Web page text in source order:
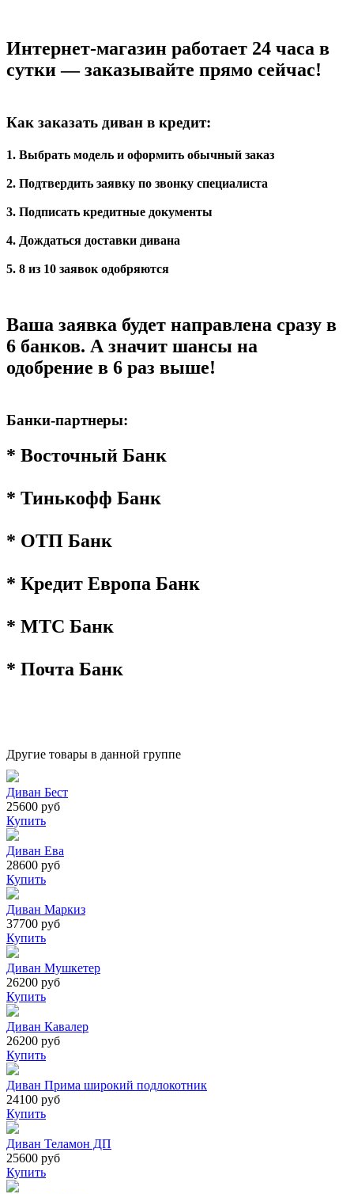
Интернет-магазин работает 24 часа в
сутки — заказывайте прямо сейчас!
Как заказать диван в кредит:
1. Выбрать модель и оформить обычный заказ
2. Подтвердить заявку по звонку специалиста
3. Подписать кредитные документы
4. Дождаться доставки дивана
5. 8 из 10 заявок одобряются
Ваша заявка будет направлена сразу в
6 банков. А значит шансы на
одобрение в 6 раз выше!
Банки-партнеры:
* Восточный Банк
* Тинькофф Банк
* ОТП Банк
* Кредит Европа Банк
* МТС Банк
* Почта Банк
Другие товары в данной группе
Диван Бест
25600 руб
Купить
Диван Ева
28600 руб
Купить
Диван Маркиз
37700 руб
Купить
Диван Мушкетер
26200 руб
Купить
Диван Кавалер
26200 руб
Купить
Диван Прима широкий подлокотник
24100 руб
Купить
Диван Теламон ДП
25600 руб
Купить